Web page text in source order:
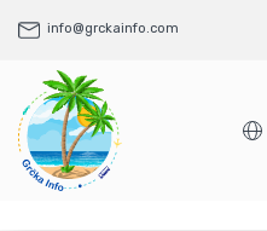
info@grckainfo.com